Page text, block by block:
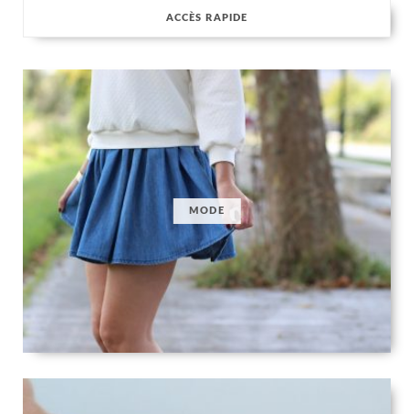
ACCÈS RAPIDE
MODE